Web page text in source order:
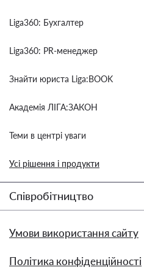
Liga360: Бухгалтер
Liga360: PR-менеджер
Знайти юриста Liga:BOOK
Академія ЛІГА:ЗАКОН
Теми в центрі уваги
Усі рішення і продукти
Співробітництво
Умови використання сайту
Політика конфіденційності